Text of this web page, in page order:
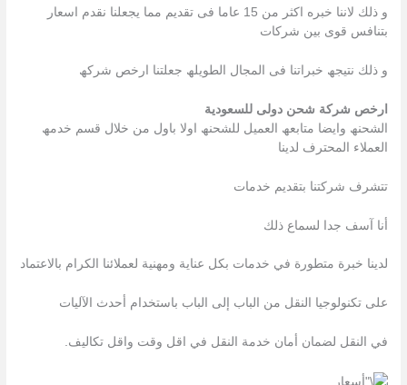
و ذلك لاننا خبره اكثر من 15 عاما فى تقدیم مما یجعلنا نقدم اسعار
بتنافس قوى بین شركات
و ذلك نتیجھ خبراتنا فى المجال الطویلھ جعلتنا ارخص شركھ
ارخص شركة شحن دولى للسعودية
الشحنھ وایضا متابعھ العمیل للشحنھ اولا باول من خلال قسم خدمھ
العملاء المحترف لدینا
تتشرف شركتنا بتقدیم خدمات
أنا آسف جدا لسماع ذلك
لدينا خبرة متطورة في خدمات بكل عناية ومهنية لعملائنا الكرام بالاعتماد
على تكنولوجيا النقل من الباب إلى الباب باستخدام أحدث الآليات
في النقل لضمان أمان خدمة النقل في اقل وقت واقل تكاليف.